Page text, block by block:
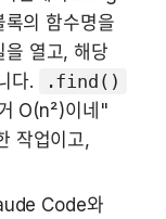
의 함수명을
을 열고, 해당
다.
.find()
O(n²)이네"
작업이고,
Code와